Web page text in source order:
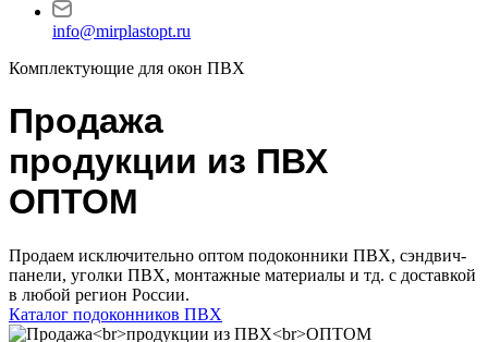
info@mirplastopt.ru
Комплектующие для окон ПВХ
Продажа
продукции из ПВХ
ОПТОМ
Продаем исключительно оптом подоконники ПВХ, сэндвич-
панели, уголки ПВХ, монтажные материалы и тд. с доставкой
в любой регион России.
Каталог подоконников ПВХ